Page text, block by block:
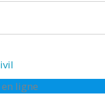
ligne